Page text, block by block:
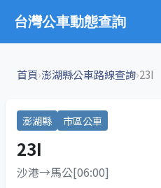
台灣公車動態查詢
首頁›澎湖縣公車路線查詢›23I
澎湖縣 市區公車
23I
沙港→馬公[06:00]